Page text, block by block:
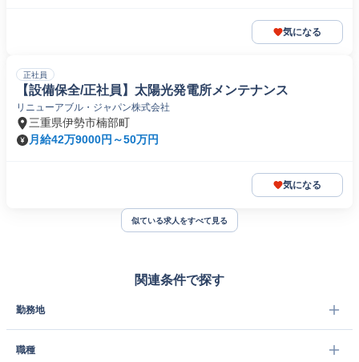
気になる
正社員
【設備保全/正社員】太陽光発電所メンテナンス
リニューアブル・ジャパン株式会社
三重県伊勢市楠部町
月給42万9000円～50万円
気になる
似ている求人をすべて見る
関連条件で探す
勤務地
職種